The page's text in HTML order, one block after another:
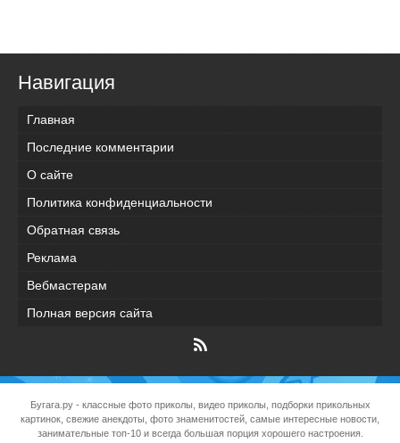
Навигация
Главная
Последние комментарии
О сайте
Политика конфиденциальности
Обратная связь
Реклама
Вебмастерам
Полная версия сайта
Бугага.ру- классные фото приколы, видео приколы, подборки прикольных
картинок, свежие анекдоты, фото знаменитостей, самые интересные новости,
занимательные топ-10 и всегда большая порция хорошего настроения.